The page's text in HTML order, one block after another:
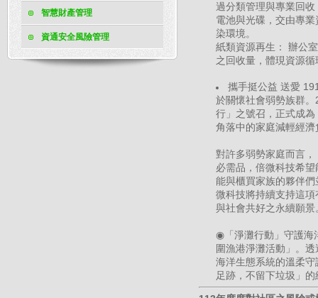
智慧財產管理
資通安全風險管理
過分類管理與專業回
電池與光碟，交由專
染環境。
紙類資源再生： 辦公
之回收量，體現資源
攜手挺公益 送愛
於關懷社會弱勢族群
行」之號召，正式成
角落中的家庭減輕經濟
對許多弱勢家庭而言
必需品，倍微科技希
能與櫃買家族的夥伴
微科技將持續支持這
與社會共好之永續願景
◉「淨灘行動」守護海
圍漁港淨灘活動」。
海洋生態系統的溫柔
足跡，不留下垃圾」